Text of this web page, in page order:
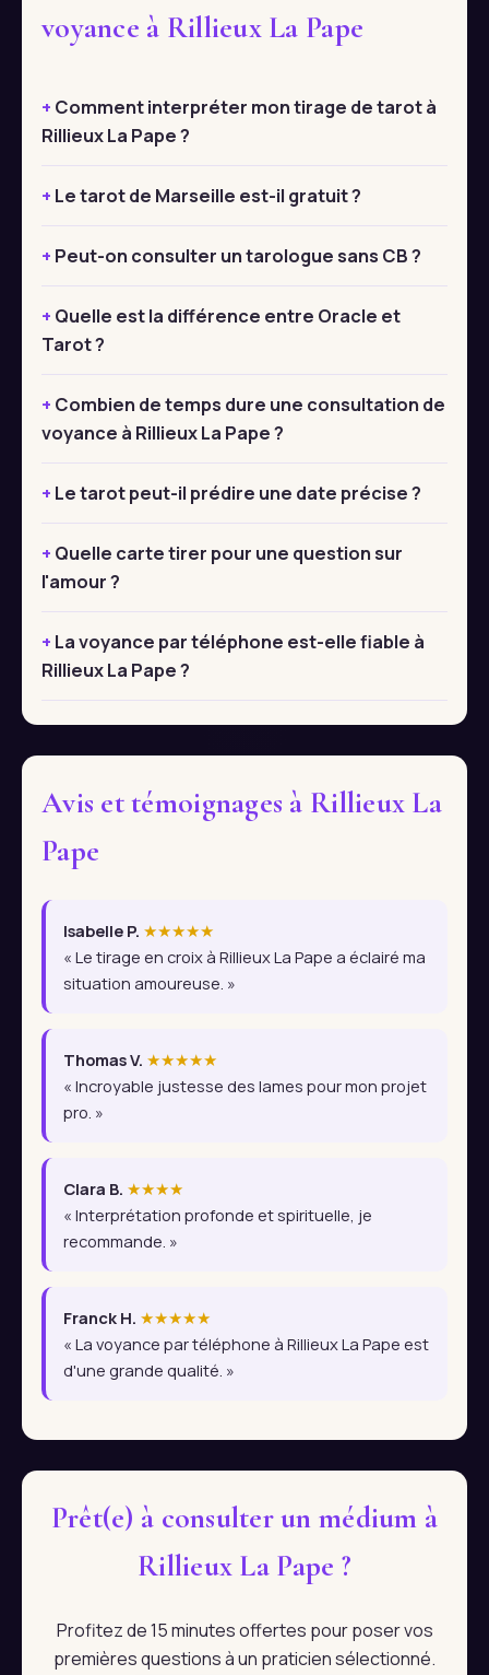
voyance à Rillieux La Pape
Comment interpréter mon tirage de tarot à
Rillieux La Pape ?
Le tarot de Marseille est-il gratuit ?
Peut-on consulter un tarologue sans CB ?
Quelle est la différence entre Oracle et
Tarot ?
Combien de temps dure une consultation de
voyance à Rillieux La Pape ?
Le tarot peut-il prédire une date précise ?
Quelle carte tirer pour une question sur
l'amour ?
La voyance par téléphone est-elle fiable à
Rillieux La Pape ?
Avis et témoignages à Rillieux La
Pape
Isabelle P. ★★★★★
« Le tirage en croix à Rillieux La Pape a éclairé ma
situation amoureuse. »
Thomas V. ★★★★★
« Incroyable justesse des lames pour mon projet
pro. »
Clara B. ★★★★
« Interprétation profonde et spirituelle, je
recommande. »
Franck H. ★★★★★
« La voyance par téléphone à Rillieux La Pape est
d'une grande qualité. »
Prêt(e) à consulter un médium à
Rillieux La Pape ?
Profitez de 15 minutes offertes pour poser vos
premières questions à un praticien sélectionné.